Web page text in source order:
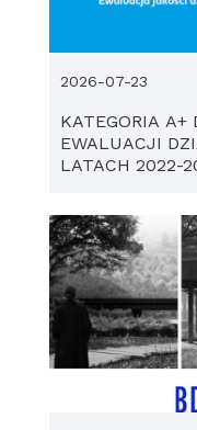
KATEGORIA A+
EWALUACJI
LATACH 2022-
2026-07-23